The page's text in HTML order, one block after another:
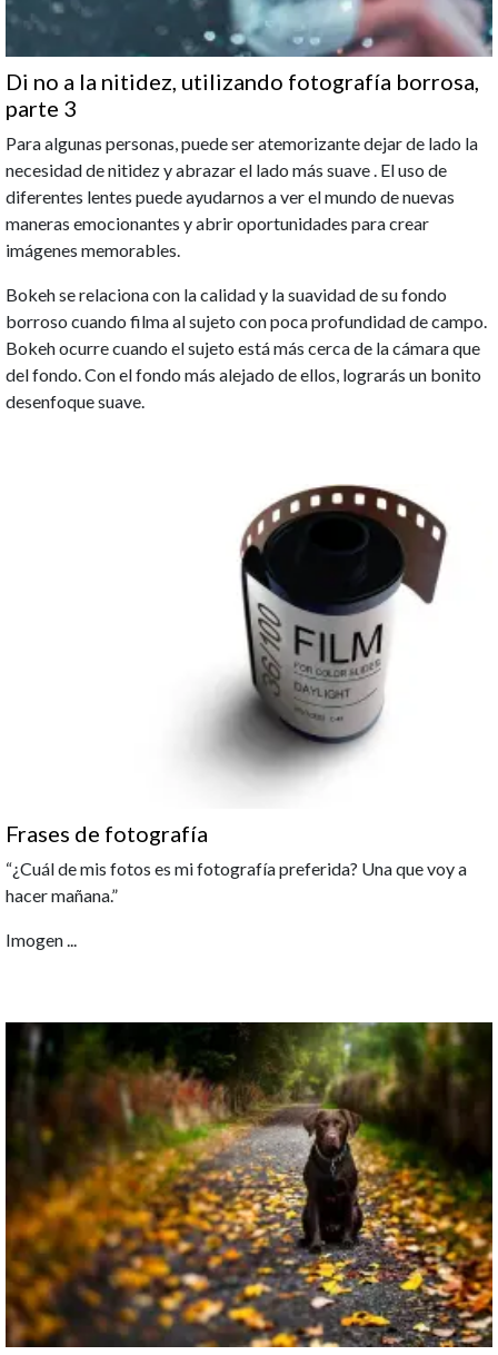
Di no a la nitidez, utilizando fotografía borrosa,
parte 3
Para algunas personas, puede ser atemorizante dejar de lado la
necesidad de nitidez y abrazar el lado más suave . El uso de
diferentes lentes puede ayudarnos a ver el mundo de nuevas
maneras emocionantes y abrir oportunidades para crear
imágenes memorables.
Bokeh se relaciona con la calidad y la suavidad de su fondo
borroso cuando filma al sujeto con poca profundidad de campo.
Bokeh ocurre cuando el sujeto está más cerca de la cámara que
del fondo. Con el fondo más alejado de ellos, lograrás un bonito
desenfoque suave.
Frases de fotografía
“¿Cuál de mis fotos es mi fotografía preferida? Una que voy a
hacer mañana.”
Imogen